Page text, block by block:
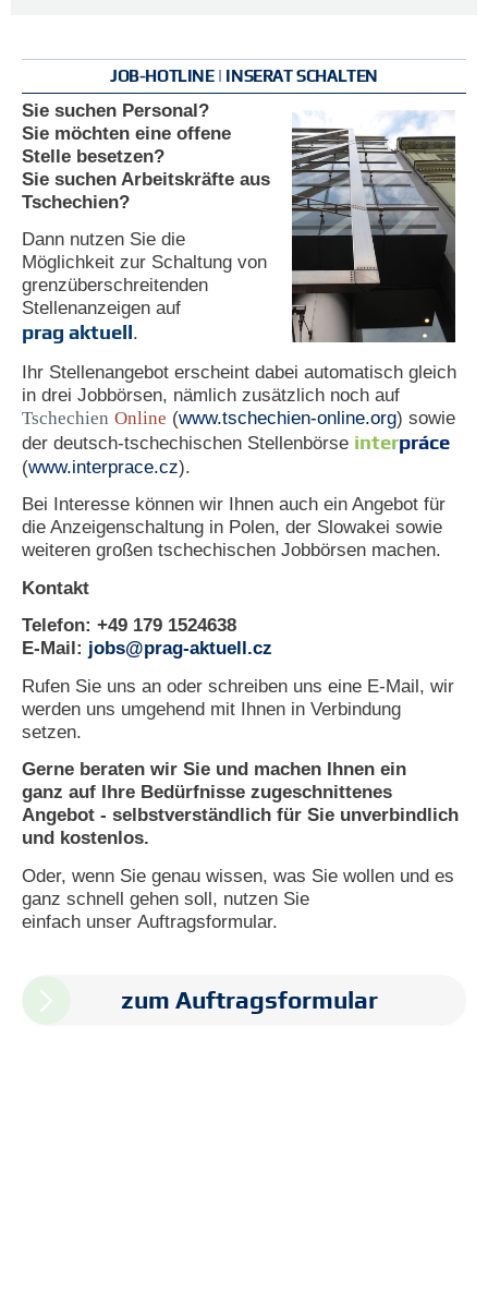
JOB-HOTLINE | INSERAT SCHALTEN
Sie suchen Personal?
Sie möchten eine offene
Stelle besetzen?
Sie suchen Arbeitskräfte aus
Tschechien?
Dann nutzen Sie die
Möglichkeit zur Schaltung von
grenzüberschreitenden
Stellenanzeigen auf
prag aktuell.
Ihr Stellenangebot erscheint dabei automatisch gleich
in drei Jobbörsen, nämlich zusätzlich noch auf
Tschechien Online (www.tschechien-online.org) sowie
der deutsch-tschechischen Stellenbörse interpráce
(www.interprace.cz).
Bei Interesse können wir Ihnen auch ein Angebot für
die Anzeigenschaltung in Polen, der Slowakei sowie
weiteren großen tschechischen Jobbörsen machen.
Kontakt
Telefon: +49 179 1524638
E-Mail: jobs@prag-aktuell.cz
​Rufen Sie uns an oder schreiben uns eine E-Mail, wir
werden uns umgehend mit Ihnen in Verbindung
setzen.
Gerne beraten wir Sie und machen Ihnen ein
ganz auf Ihre Bedürfnisse zugeschnittenes
Angebot - selbstverständlich für Sie unverbindlich
und kostenlos.
Oder, wenn Sie genau wissen, was Sie wollen und es
ganz schnell gehen soll, nutzen Sie
einfach unser Auftragsformular.
zum Auftragsformular